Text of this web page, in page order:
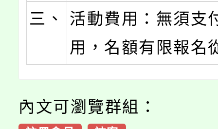
三、
活動費用：無須支
用，名額有限報名
內文可瀏覽群組：